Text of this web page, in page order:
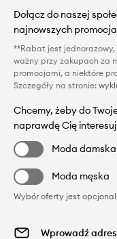
Dołącz do naszej
najnowszych
**Rabat jest
ważny przy zakupach za
promocjami, a niektóre
Szczegóły na stronie:
Chcemy, żeby do
naprawdę Cię
Moda damska
Moda męska
Wybór oferty jest